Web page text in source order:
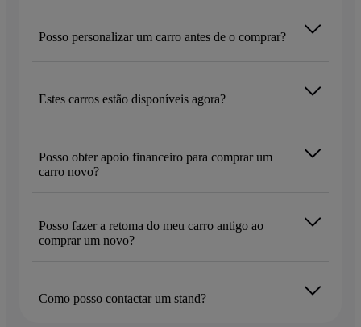
Posso personalizar um carro antes de o comprar?
Estes carros estão disponíveis agora?
Posso obter apoio financeiro para comprar um
carro novo?
Posso fazer a retoma do meu carro antigo ao
comprar um novo?
Como posso contactar um stand?